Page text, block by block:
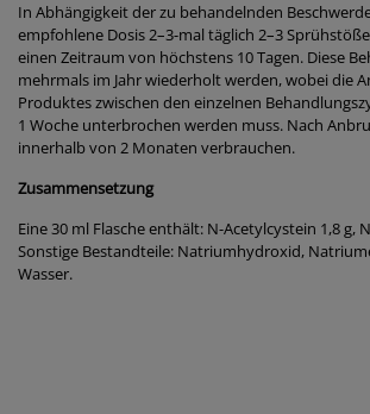
In Abhängigkeit der zu behandelnden
empfohlene Dosis 2–3-mal täglich 2–3
einen Zeitraum von höchstens 10 Tagen. Diese
mehrmals im Jahr wiederholt werden, wobei die
Produktes zwischen den einzelnen
1 Woche unterbrochen werden muss. Nach
innerhalb von 2 Monaten verbrauchen.
Zusammensetzung
Eine 30 ml Flasche enthält: N-Acetylcystein 1,8 g,
Sonstige Bestandteile: Natriumhydroxid,
Wasser.